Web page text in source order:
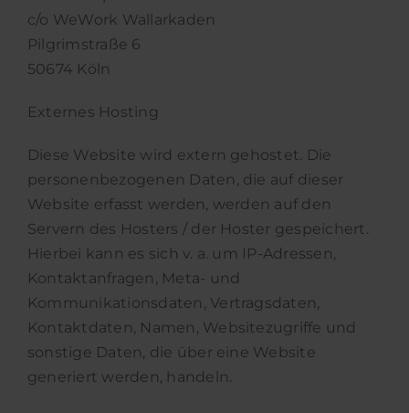
c/o WeWork Wallarkaden
Pilgrimstraße 6
50674 Köln
Externes Hosting
Diese Website wird extern gehostet. Die
personenbezogenen Daten, die auf dieser
Website erfasst werden, werden auf den
Servern des Hosters / der Hoster gespeichert.
Hierbei kann es sich v. a. um IP-Adressen,
Kontaktanfragen, Meta- und
Kommunikationsdaten, Vertragsdaten,
Kontaktdaten, Namen, Websitezugriffe und
sonstige Daten, die über eine Website
generiert werden, handeln.